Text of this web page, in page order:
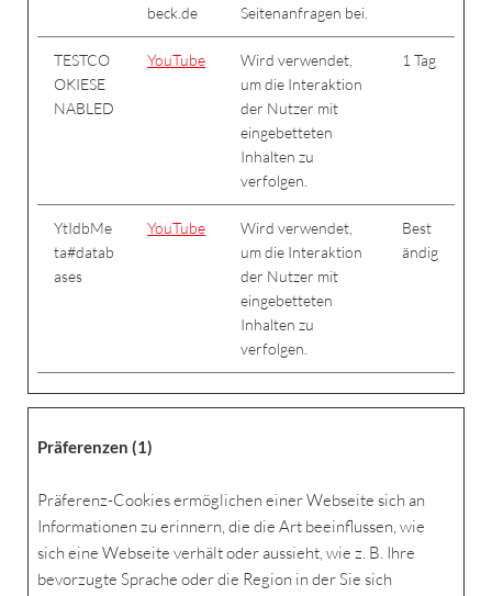
beck.de
Seitenanfragen bei.
TESTCO
OKIESE
NABLED
YouTube
Wird verwendet,
um die Interaktion
der Nutzer mit
eingebetteten
Inhalten zu
verfolgen.
1 Tag
YtIdbMe
ta#datab
ases
YouTube
Wird verwendet,
um die Interaktion
der Nutzer mit
eingebetteten
Inhalten zu
verfolgen.
Best
ändig
Präferenzen (1)
Präferenz-Cookies ermöglichen einer Webseite sich an
Informationen zu erinnern, die die Art beeinflussen, wie
sich eine Webseite verhält oder aussieht, wie z. B. Ihre
bevorzugte Sprache oder die Region in der Sie sich